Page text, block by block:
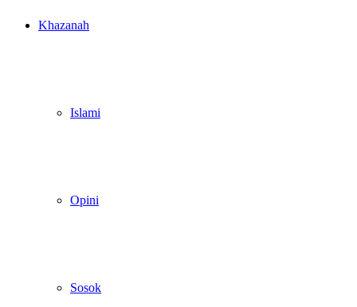
Khazanah
Islami
Opini
Sosok